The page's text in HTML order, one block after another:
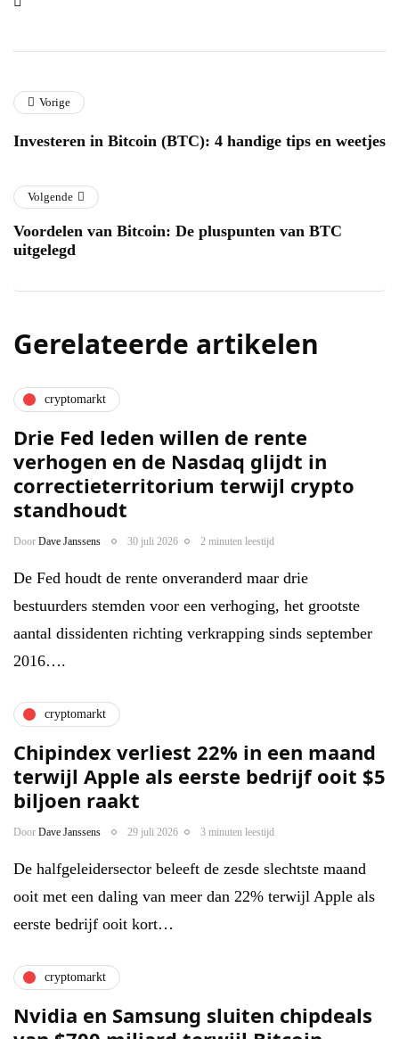
Vorige
Investeren in Bitcoin (BTC): 4 handige tips en weetjes
Volgende
Voordelen van Bitcoin: De pluspunten van BTC
uitgelegd
Gerelateerde artikelen
cryptomarkt
Drie Fed leden willen de rente
verhogen en de Nasdaq glijdt in
correctieterritorium terwijl crypto
standhoudt
Door Dave Janssens 30 juli 2026 2 minuten leestijd
De Fed houdt de rente onveranderd maar drie
bestuurders stemden voor een verhoging, het grootste
aantal dissidenten richting verkrapping sinds september
2016….
cryptomarkt
Chipindex verliest 22% in een maand
terwijl Apple als eerste bedrijf ooit $5
biljoen raakt
Door Dave Janssens 29 juli 2026 3 minuten leestijd
De halfgeleidersector beleeft de zesde slechtste maand
ooit met een daling van meer dan 22% terwijl Apple als
eerste bedrijf ooit kort…
cryptomarkt
Nvidia en Samsung sluiten chipdeals